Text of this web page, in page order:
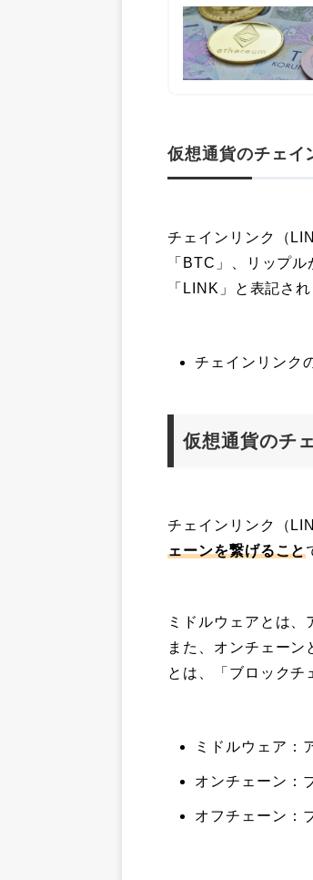
仮想通貨のチェイ
チェインリンク（
「BTC」、リップ
「LINK」と表記され
チェインリンク
仮想通貨のチ
チェインリンク（
ェーンを繋げること
ミドルウェアとは、
また、オンチェー
とは、「ブロックチ
ミドルウェア：
オンチェーン：
オフチェーン：